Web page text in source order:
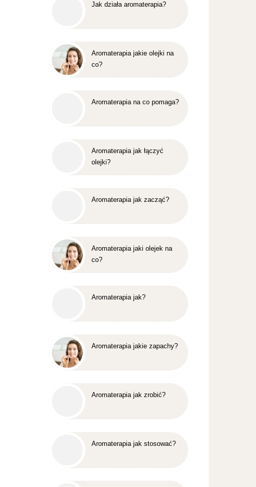
Jak działa aromaterapia?
Aromaterapia jakie olejki na
co?
Aromaterapia na co pomaga?
Aromaterapia jak łączyć
olejki?
Aromaterapia jak zacząć?
Aromaterapia jaki olejek na
co?
Aromaterapia jak?
Aromaterapia jakie zapachy?
Aromaterapia jak zrobić?
Aromaterapia jak stosować?